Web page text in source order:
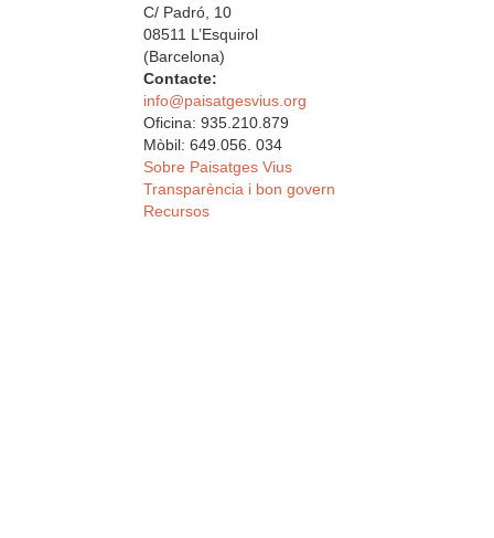
C/ Padró, 10
08511 L’Esquirol
(Barcelona)
Contacte:
info@paisatgesvius.org
Oficina: 935.210.879
Mòbil: 649.056. 034
Sobre Paisatges Vius
Transparència i bon govern
Recursos